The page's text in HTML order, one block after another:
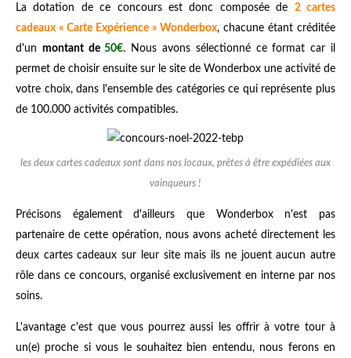
La dotation de ce concours est donc composée de 2 cartes
cadeaux « Carte Expérience » Wonderbox, chacune étant créditée
d'un montant de50€. Nous avons sélectionné ce format car il
permet de choisir ensuite sur le site de Wonderbox une activité de
votre choix, dans l'ensemble des catégories ce qui représente plus
de 100.000 activités compatibles.
les deux cartes cadeaux sont dans nos locaux, prêtes à être expédiées aux
vainqueurs !
Précisons également d'ailleurs que Wonderbox n'est pas
partenaire de cette opération, nous avons acheté directement les
deux cartes cadeaux sur leur site mais ils ne jouent aucun autre
rôle dans ce concours, organisé exclusivement en interne par nos
soins.
L'avantage c'est que vous pourrez aussi les offrir à votre tour à
un(e) proche si vous le souhaitez bien entendu, nous ferons en